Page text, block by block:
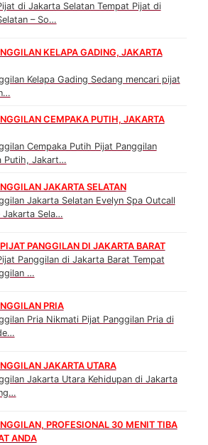
di Jakarta Selatan Tempat Pijat di
– So…
KELAPA GADING, JAKARTA
Kelapa Gading Sedang mencari pijat
CEMPAKA PUTIH, JAKARTA
Cempaka Putih Pijat Panggilan
Putih, Jakart…
JAKARTA SELATAN
Jakarta Selatan Evelyn Spa Outcall
Jakarta Sela…
PANGGILAN DI JAKARTA BARAT
Panggilan di Jakarta Barat Tempat
…
PRIA
Pria Nikmati Pijat Panggilan Pria di
JAKARTA UTARA
Jakarta Utara Kehidupan di Jakarta
PROFESIONAL 30 MENIT TIBA
ANDA